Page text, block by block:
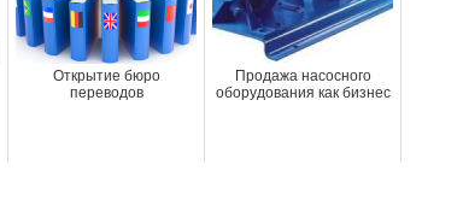
Открытие бюро
переводов
Продажа насосного
оборудования как бизнес